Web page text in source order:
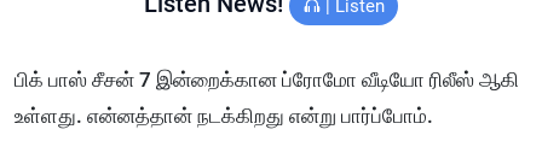
| Listen
பிக் பாஸ் சீசன் 7 இன்றைக்கான ப்ரோமோ வீடியோ ரிலீஸ் ஆகி
உள்ளது. என்னத்தான் நடக்கிறது என்று பார்ப்போம்.